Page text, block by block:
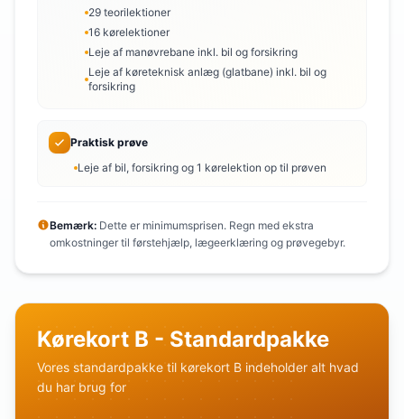
29 teorilektioner
16 kørelektioner
Leje af manøvrebane inkl. bil og forsikring
Leje af køreteknisk anlæg (glatbane) inkl. bil og
forsikring
Praktisk prøve
Leje af bil, forsikring og 1 kørelektion op til prøven
Bemærk: Dette er minimumsprisen. Regn med ekstra
omkostninger til førstehjælp, lægeerklæring og prøvegebyr.
Kørekort B - Standardpakke
Vores standardpakke til kørekort B indeholder alt hvad
du har brug for